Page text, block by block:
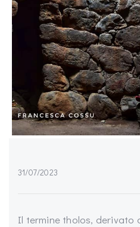
31/07/2023
Il termine tholos, derivato